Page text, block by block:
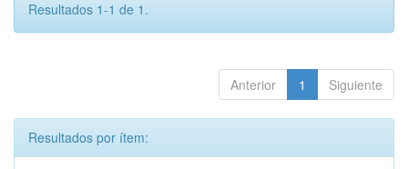
Resultados 1-1 de 1.
Anterior 1 Siguiente
Resultados por ítem: